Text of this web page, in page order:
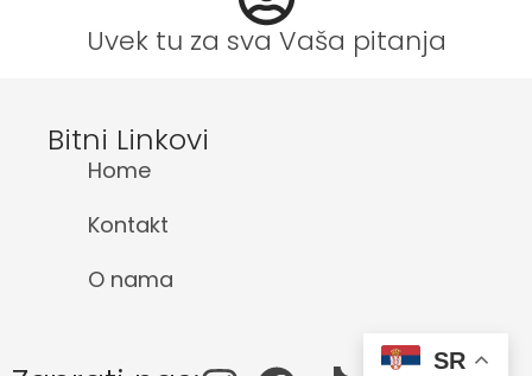
Uvek tu za sva Vaša pitanja
Bitni Linkovi
Home
Kontakt
O nama
SR